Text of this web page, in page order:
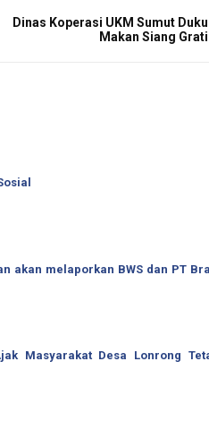
Dinas Koperasi UKM Sumut
Makan Siang
akan melaporkan BWS dan PT
Masyarakat Desa Lonrong